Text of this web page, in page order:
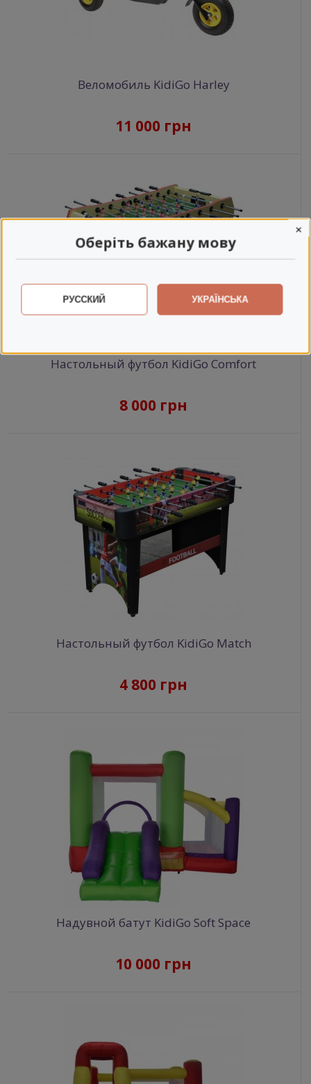
Веломобиль KidiGo Harley
11 000 грн
Настольный футбол KidiGo Comfort
8 000 грн
Настольный футбол KidiGo Match
4 800 грн
Надувной батут KidiGo Soft Space
10 000 грн
Оберіть бажану мову
×
РУССКИЙ УКРАЇНСЬКА